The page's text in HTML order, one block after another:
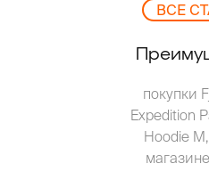
ВCЕ
покупки
Expedition
Hoodie
магазине